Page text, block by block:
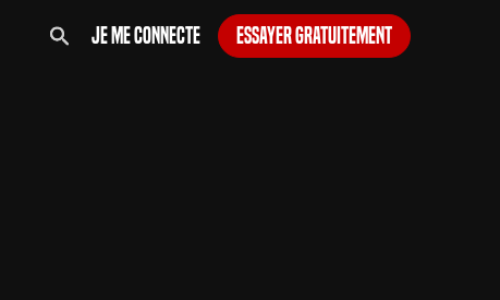
Je me connecte Essayer gratuitement